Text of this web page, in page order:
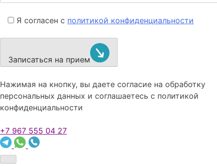
Я согласен с политикой конфиденциальности
Записаться на прием
Нажимая на кнопку, вы даете согласие на обработку
персональных данных и соглашаетесь c политикой
конфиденциальности
+7 967 555 04 27